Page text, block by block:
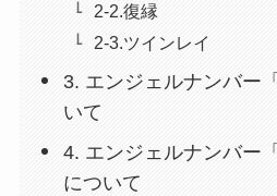
2-2.復縁
2-3.ツインレイ
3. エンジェルナンバー
いて
4. エンジェルナンバー
について